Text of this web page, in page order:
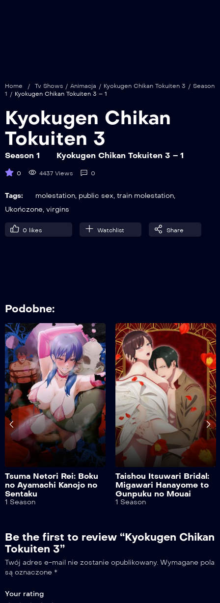
Home / Tv Shows / Animacja / Kyokugen Chikan Tokuiten 3 / Season
1 / Kyokugen Chikan Tokuiten 3 – 1
Kyokugen Chikan
Tokuiten 3
Season 1 Kyokugen Chikan Tokuiten 3 – 1
0 4437 Views 0
Tags: molestation, public sex, train molestation,
Ukończone, virgins
0 likes Watchlist Share
Podobne:
Tsuma Netori Rei: Boku
no Ayamachi Kanojo no
Sentaku
1 Season
Taishou Itsuwari Bridal:
Migawari Hanayome to
Gunpuku no Mouai
1 Season
Be the first to review “Kyokugen Chikan
Tokuiten 3”
Twój adres e-mail nie zostanie opublikowany. Wymagane pola
są oznaczone *
Your rating